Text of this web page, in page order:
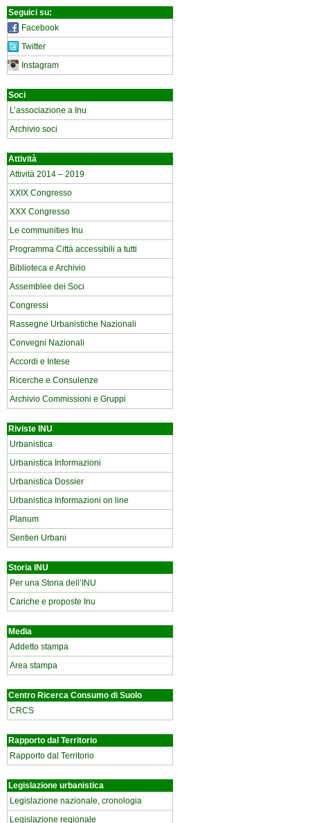
Seguici su:
Facebook
Twitter
Instagram
Soci
L’associazione a Inu
Archivio soci
Attività
Attività 2014 – 2019
XXIX Congresso
XXX Congresso
Le communities Inu
Programma Città accessibili a tutti
Biblioteca e Archivio
Assemblee dei Soci
Congressi
Rassegne Urbanistiche Nazionali
Convegni Nazionali
Accordi e Intese
Ricerche e Consulenze
Archivio Commissioni e Gruppi
Riviste INU
Urbanistica
Urbanistica Informazioni
Urbanistica Dossier
Urbanistica Informazioni on line
Planum
Sentieri Urbani
Storia INU
Per una Storia dell’INU
Cariche e proposte Inu
Media
Addetto stampa
Area stampa
Centro Ricerca Consumo di Suolo
CRCS
Rapporto dal Territorio
Rapporto dal Territorio
Legislazione urbanistica
Legislazione nazionale, cronologia
Legislazione regionale